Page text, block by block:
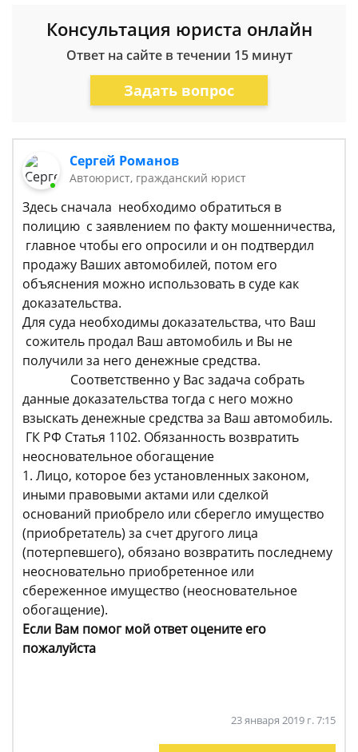
Консультация юриста онлайн
Ответ на сайте в течении 15 минут
Задать вопрос
Сергей Романов
Автоюрист, гражданский юрист
Здесь сначала необходимо обратиться в
полицию с заявлением по факту мошенничества,
главное чтобы его опросили и он подтвердил
продажу Ваших автомобилей, потом его
объяснения можно использовать в суде как
доказательства.
Для суда необходимы доказательства, что Ваш
сожитель продал Ваш автомобиль и Вы не
получили за него денежные средства.
Соответственно у Вас задача собрать
данные доказательства тогда с него можно
взыскать денежные средства за Ваш автомобиль.
ГК РФ Статья 1102. Обязанность возвратить
неосновательное обогащение
1. Лицо, которое без установленных законом,
иными правовыми актами или сделкой
оснований приобрело или сберегло имущество
(приобретатель) за счет другого лица
(потерпевшего), обязано возвратить последнему
неосновательно приобретенное или
сбереженное имущество (неосновательное
обогащение).
Если Вам помог мой ответ оцените его
пожалуйста
23 января 2019 г. 7:15